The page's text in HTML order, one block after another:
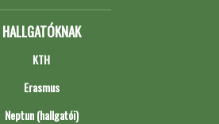
HALLGATÓKNAK
KTH
Erasmus
Neptun (hallgatói)